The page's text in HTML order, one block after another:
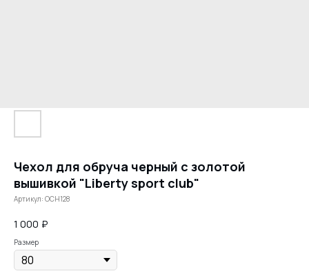
Чехол для обруча черный с золотой
вышивкой "Liberty sport club"
Артикул: OCH128
1 000 ₽
Размер